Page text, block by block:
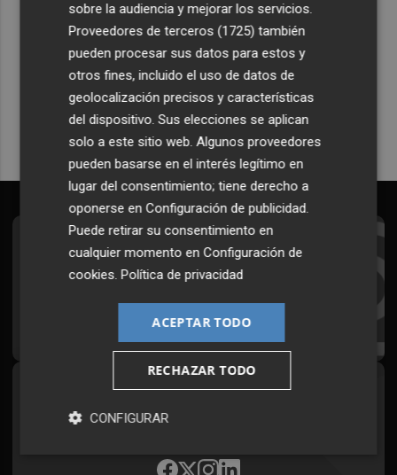
Recibe toda la actualidad de
Plaza Podcast en tu correo
Quiero suscribirme
Suscríbete al Boletín
Todos los días a primera hora en tu email
¡Quiero suscribirme!
Síguenos en redes
Plaza Podcast, desde cualquier medio
sobre la audiencia y mejorar los servicios.
Proveedores de terceros (1725) también
pueden procesar sus datos para estos y
otros fines, incluido el uso de datos de
geolocalización precisos y características
del dispositivo. Sus elecciones se aplican
solo a este sitio web. Algunos proveedores
pueden basarse en el interés legítimo en
lugar del consentimiento; tiene derecho a
oponerse enConfiguración de publicidad.
Puede retirar su consentimiento en
cualquier momento enConfiguración de
cookies.Política de privacidad
ACEPTAR TODO
RECHAZAR TODO
CONFIGURAR